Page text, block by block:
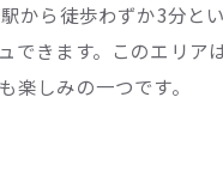
性
から徒歩わずか3分と
きます。このエリア
しみの一つです。